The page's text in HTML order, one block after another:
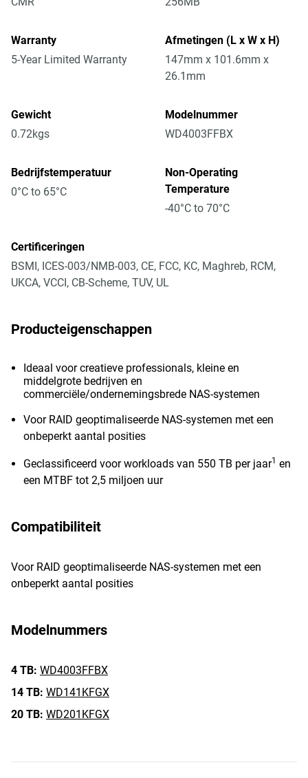
Warranty
5-Year Limited Warranty
Afmetingen (L x W x H)
147mm x 101.6mm x
26.1mm
Gewicht
0.72kgs
Modelnummer
WD4003FFBX
Bedrijfstemperatuur
0°C to 65°C
Non-Operating
Temperature
-40°C to 70°C
Certificeringen
BSMI, ICES-003/NMB-003, CE, FCC, KC, Maghreb, RCM,
UKCA, VCCI, CB-Scheme, TUV, UL
Producteigenschappen
Ideaal voor creatieve professionals, kleine en
middelgrote bedrijven en
commerciële/ondernemingsbrede NAS-systemen
Voor RAID geoptimaliseerde NAS-systemen met een
onbeperkt aantal posities
Geclassificeerd voor workloads van 550 TB per jaar1 en
een MTBF tot 2,5 miljoen uur
Compatibiliteit
Voor RAID geoptimaliseerde NAS-systemen met een
onbeperkt aantal posities
Modelnummers
4 TB: WD4003FFBX
14 TB: WD141KFGX
20 TB: WD201KFGX